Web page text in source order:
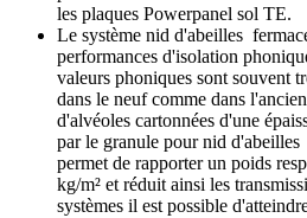
les plaques Powerpanel sol TE.
Le système nid d'abeilles
performances d'isolation
valeurs phoniques sont souvent
dans le neuf comme dans
d'alvéoles cartonnées d'une
par le granule pour nid
permet de rapporter un poids
kg/m² et réduit ainsi les
systèmes il est possible